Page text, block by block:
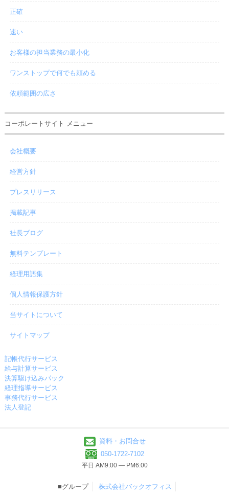
正確
速い
お客様の担当業務の最小化
ワンストップで何でも頼める
依頼範囲の広さ
コーポレートサイト メニュー
会社概要
経営方針
プレスリリース
掲載記事
社長ブログ
無料テンプレート
経理用語集
個人情報保護方針
当サイトについて
サイトマップ
記帳代行サービス
給与計算サービス
決算駆け込みパック
経理指導サービス
事務代行サービス
法人登記
資料・お問合せ
050-1722-7102
平日 AM9:00 ― PM6:00
■グループ 株式会社バックオフィス